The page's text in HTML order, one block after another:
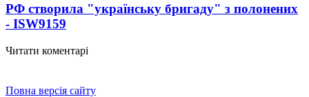
РФ створила "українську бригаду" з полонених
- ISW9159
Читати коментарі
Повна версія сайту